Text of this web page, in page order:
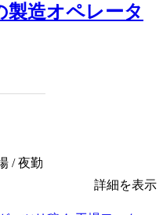
造オペレータ
/ 夜勤
詳細を表示